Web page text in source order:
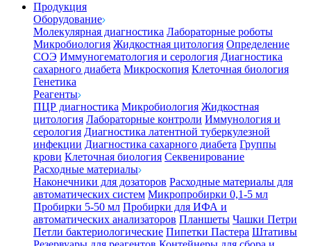
Продукция
Оборудование
Молекулярная диагностика Лабораторные роботы
Микробиология Жидкостная цитология Определение
СОЭ Иммуногематология и серология Диагностика
сахарного диабета Микроскопия Клеточная биология
Генетика
Реагенты
ПЦР диагностика Микробиология Жидкостная
цитология Лабораторные контроли Иммунология и
серология Диагностика латентной туберкулезной
инфекции Диагностика сахарного диабета Группы
крови Клеточная биология Секвенирование
Расходные материалы
Наконечники для дозаторов Расходные материалы для
автоматических систем Микропробирки 0,1-5 мл
Пробирки 5-50 мл Пробирки для ИФА и
автоматических анализаторов Планшеты Чашки Петри
Петли бактериологические Пипетки Пастера Штативы